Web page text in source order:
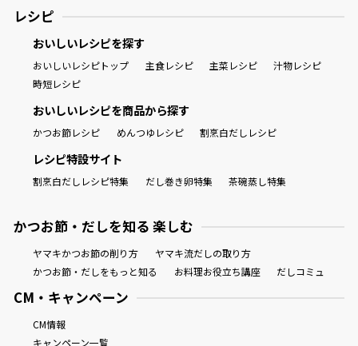
商品情報一覧
おすすめサイト
新鮮一番
氷熟®︎
だしパック
レシピ
おいしいレシピを探す
おいしいレシピトップ 主食レシピ 主菜レシピ
汁物レシピ
時短レシピ
おいしいレシピを商品から探す
かつお節レシピ めんつゆレシピ 割烹白だしレシピ
レシピ特設サイト
割烹白だしレシピ特集 だし巻き卵特集 茶碗蒸し特集
かつお節・だしを知る 楽しむ
ヤマキかつお節の削り方
ヤマキ流だしの取り方
かつお節・だしをもっと知る
お料理お役立ち講座 だしコミュ
CM・キャンペーン
CM情報
キャンペーン一覧